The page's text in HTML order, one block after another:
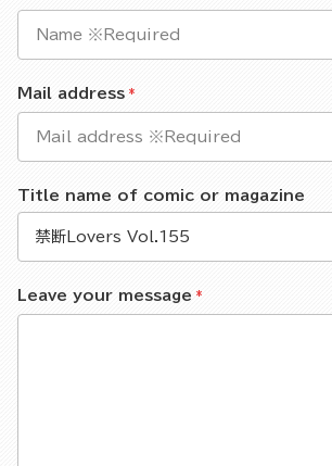
Mail address
Title name of comic or magazine
Leave your message